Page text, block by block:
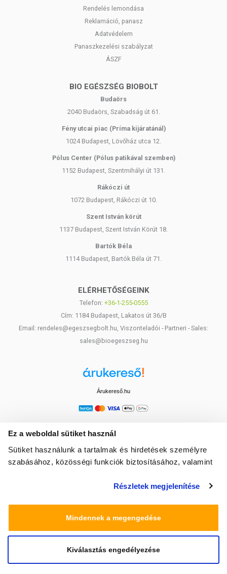
Ez a weboldal sütiket használ
Sütiket használunk a tartalmak és hirdetések személyre
szabásához, közösségi funkciók biztosításához, valamint
média-, hirdető- és elemező partnereinkkel megosztjuk az
amelyeket Ön adott meg számukra vagy az Ön által
használt más szolgáltatásokból gyűjtöttek.
Részletek megjelenítése
Mindennek a megengedése
Kiválasztás engedélyezése
Rendelés lemondása
Reklamáció, panasz
Adatvédelem
Panaszkezelési szabályzat
ÁSZF
BIO EGÉSZSÉG BIOBOLT
Budaörs
2040 Budaörs, Szabadság út 61.
Fény utcai piac (Príma kijáratánál)
1024 Budapest, Lövőház utca 12.
Pólus Center (Pólus patikával szemben)
1152 Budapest, Szentmihályi út 131.
Rákóczi út
1072 Budapest, Rákóczi út 10.
Szent István körút
1137 Budapest, Szent István Körút 18.
Bartók Béla
1114 Budapest, Bartók Béla út 71.
ELÉRHETŐSÉGEINK
Telefon: +36-1-255-0555
Cím: 1184 Budapest, Lakatos út 36/B
Email: rendeles@egeszsegbolt.hu, Viszonteladói - Partneri - Sales:
sales@bioegeszseg.hu
Árukereső.hu